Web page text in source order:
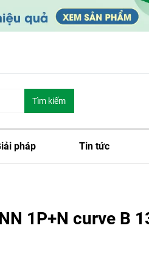
Tìm kiếm
pháp Tin tức
1P+N curve B